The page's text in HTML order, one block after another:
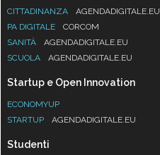
CITTADINANZA
AGENDADIGITALE.EU
PA DIGITALE
CORCOM
SANITÀ
AGENDADIGITALE.EU
SCUOLA
AGENDADIGITALE.EU
Startup e Open Innovation
ECONOMYUP
STARTUP
AGENDADIGITALE.EU
Studenti